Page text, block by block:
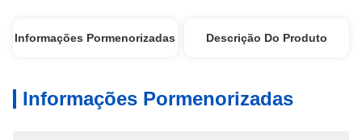
Informações Pormenorizadas Descrição Do Produto
Informações Pormenorizadas